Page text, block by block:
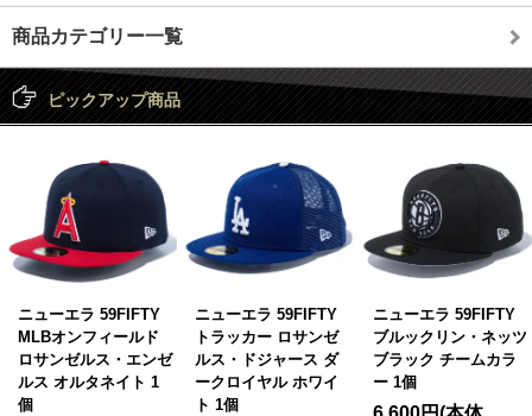
商品カテゴリー一覧
ピックアップ商品
ニューエラ 59FIFTY
トラッカー ロサンゼ
ルス・ドジャース ダ
ークロイヤル ホワイ
ト 1個
ニューエラ 59FIFTY
ブルックリン・ネッツ
ブラック チームカラ
ー 1個
ニューエラ 9FIFTY ス
トレッチスナップ ボ
ックスロゴ ブラック
ブラック 1個